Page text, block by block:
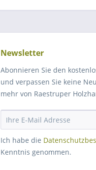
Newsletter
Abonnieren Sie den
und verpassen Sie keine
mehr von Raestruper
Ich habe die
Kenntnis genommen.